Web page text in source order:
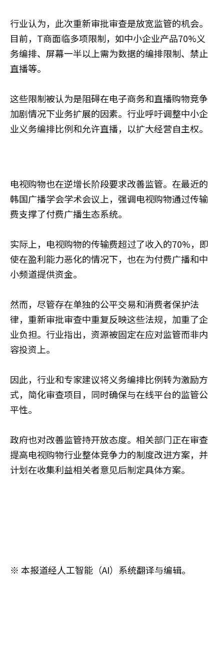
行业认为，此次重新审批审查是放宽监管的机会。
目前，T商面临多项限制，如中小企业产品70%义
务编排、屏幕一半以上需为数据的编排限制、禁止
直播等。
这些限制被认为是阻碍在电子商务和直播购物竞争
加剧情况下业务扩展的因素。行业呼吁调整中小企
业义务编排比例和允许直播，以扩大经营自主权。
电视购物也在逆增长阶段要求改善监管。在最近的
韩国广播学会学术会议上，强调电视购物通过传输
费支撑了付费广播生态系统。
实际上，电视购物的传输费超过了收入的70%，即
使在盈利能力恶化的情况下，也在为付费广播和中
小频道提供资金。
然而，尽管存在单独的公平交易和消费者保护法
律，重新审批审查中重复反映这些法规，加重了企
业负担。行业指出，资源被固定在应对监管而非内
容投资上。
因此，行业和专家建议将义务编排比例转为激励方
式，简化审查项目，同时确保与在线平台的监管公
平性。
政府也对改善监管持开放态度。相关部门正在审查
提高电视购物行业整体竞争力的制度改进方案，并
计划在收集利益相关者意见后制定具体方案。
※ 本报道经人工智能（AI）系统翻译与编辑。